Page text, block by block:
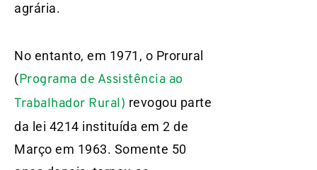
agrária.
No entanto, em 1971, o Prorural
(Programa de Assistência ao
Trabalhador Rural) revogou parte
da lei 4214 instituída em 2 de
Março em 1963. Somente 50